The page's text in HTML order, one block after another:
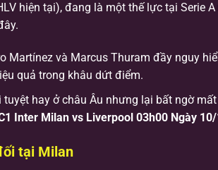
hiện tại), đang là một thế lực tại Serie
và Marcus Thuram đầy nguy
quả trong khâu dứt điểm.
hay ở châu Âu nhưng lại bất ngờ
Inter Milan vs Liverpool 03h00 Ngày
tại Milan